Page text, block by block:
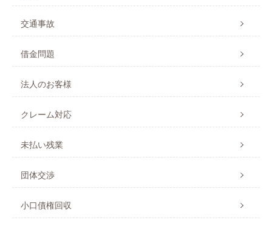
交通事故
借金問題
法人のお客様
クレーム対応
未払い残業
団体交渉
小口債権回収